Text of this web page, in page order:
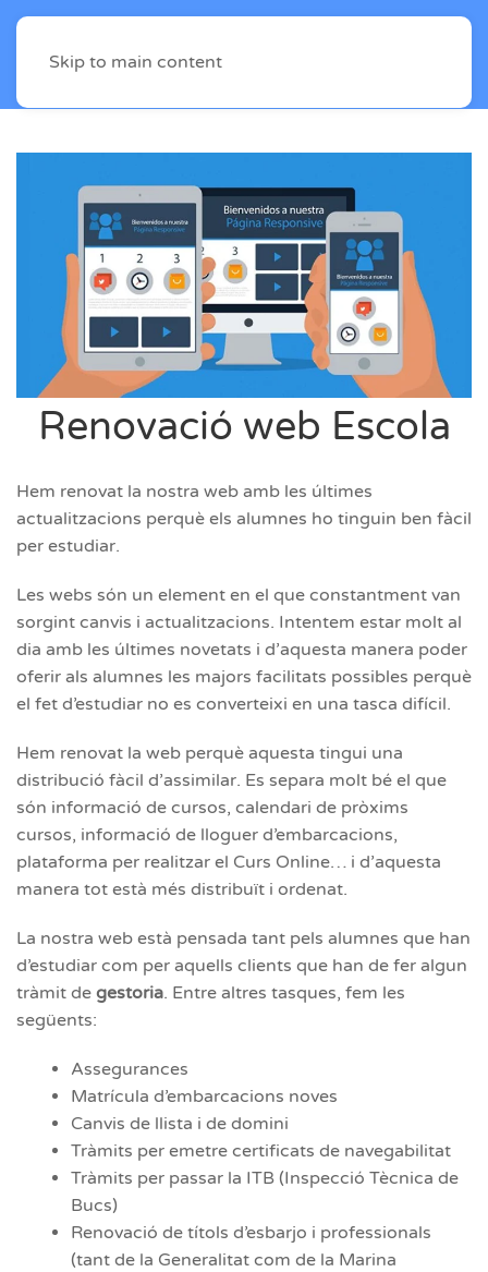
Skip to main content
Renovació web Escola
Hem renovat la nostra web amb les últimes
actualitzacions perquè els alumnes ho tinguin ben fàcil
per estudiar.
Les webs són un element en el que constantment van
sorgint canvis i actualitzacions. Intentem estar molt al
dia amb les últimes novetats i d’aquesta manera poder
oferir als alumnes les majors facilitats possibles perquè
el fet d’estudiar no es converteixi en una tasca difícil.
Hem renovat la web perquè aquesta tingui una
distribució fàcil d’assimilar. Es separa molt bé el que
són informació de cursos, calendari de pròxims
cursos, informació de lloguer d’embarcacions,
plataforma per realitzar el Curs Online… i d’aquesta
manera tot està més distribuït i ordenat.
La nostra web està pensada tant pels alumnes que han
d’estudiar com per aquells clients que han de fer algun
tràmit de gestoria. Entre altres tasques, fem les
següents:
Assegurances
Matrícula d’embarcacions noves
Canvis de llista i de domini
Tràmits per emetre certificats de navegabilitat
Tràmits per passar la ITB (Inspecció Tècnica de
Bucs)
Renovació de títols d’esbarjo i professionals
(tant de la Generalitat com de la Marina